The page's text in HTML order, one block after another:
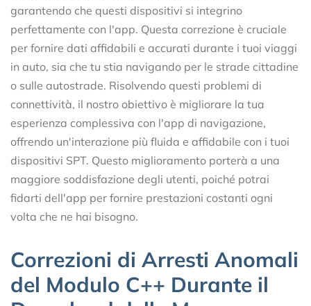
garantendo che questi dispositivi si integrino
perfettamente con l'app. Questa correzione è cruciale
per fornire dati affidabili e accurati durante i tuoi viaggi
in auto, sia che tu stia navigando per le strade cittadine
o sulle autostrade. Risolvendo questi problemi di
connettività, il nostro obiettivo è migliorare la tua
esperienza complessiva con l'app di navigazione,
offrendo un'interazione più fluida e affidabile con i tuoi
dispositivi SPT. Questo miglioramento porterà a una
maggiore soddisfazione degli utenti, poiché potrai
fidarti dell'app per fornire prestazioni costanti ogni
volta che ne hai bisogno.
Correzioni di Arresti Anomali
del Modulo C++ Durante il